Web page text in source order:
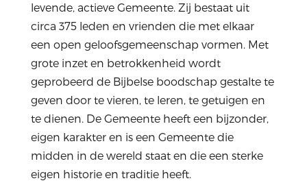
levende, actieve Gemeente. Zij bestaat uit
circa 375 leden en vrienden die met elkaar
een open geloofsgemeenschap vormen. Met
grote inzet en betrokkenheid wordt
geprobeerd de Bijbelse boodschap gestalte te
geven door te vieren, te leren, te getuigen en
te dienen. De Gemeente heeft een bijzonder,
eigen karakter en is een Gemeente die
midden in de wereld staat en die een sterke
eigen historie en traditie heeft.